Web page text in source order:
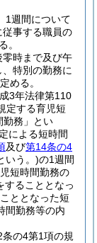
1週間について
事する職員の
。
時まで及び午
、特別の勤務に
める。
3年法律第110
定する育児短
勤務」とい
による短時間
及び第14条の4
いう。)の1週間
短時間勤務の
することとなっ
ととなった短
間勤務等の内
条の4第1項の規